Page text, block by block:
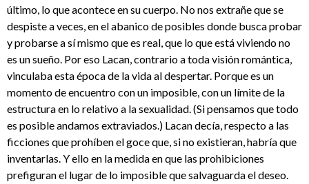
último, lo que acontece en su cuerpo. No nos extrañe que se
despiste a veces, en el abanico de posibles donde busca probar
y probarse a sí mismo que es real, que lo que está viviendo no
es un sueño. Por eso Lacan, contrario a toda visión romántica,
vinculaba esta época de la vida al despertar. Porque es un
momento de encuentro con un imposible, con un límite de la
estructura en lo relativo a la sexualidad. (Si pensamos que todo
es posible andamos extraviados.) Lacan decía, respecto a las
ficciones que prohíben el goce que, si no existieran, habría que
inventarlas. Y ello en la medida en que las prohibiciones
prefiguran el lugar de lo imposible que salvaguarda el deseo.